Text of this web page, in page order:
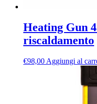
Heating Gun
riscaldamento
€98,00 Aggiungi al